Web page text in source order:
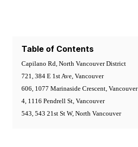
Table of Contents
Capilano Rd, North Vancouver District
721, 384 E 1st Ave, Vancouver
606, 1077 Marinaside Crescent, Vancouver
4, 1116 Pendrell St, Vancouver
543, 543 21st St W, North Vancouver